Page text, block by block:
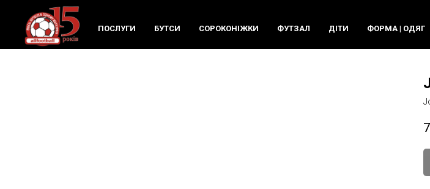
ПОСЛУГИ БУТСИ СОРОКОНIЖКИ ФУТЗАЛ ДIТИ ФОРМА | ОДЯГ